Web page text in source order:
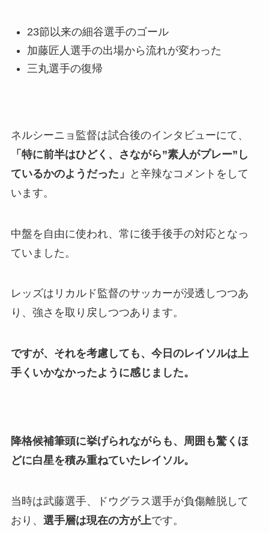
23節以来の細谷選手のゴール
加藤匠人選手の出場から流れが変わった
三丸選手の復帰
ネルシーニョ監督は試合後のインタビューにて、
「特に前半はひどく、さながら”素人がプレー”し
ているかのようだった」
と辛辣なコメントをして
います。
中盤を自由に使われ、常に後手後手の対応となっ
ていました。
レッズはリカルド監督のサッカーが浸透しつつあ
り、強さを取り戻しつつあります。
ですが、それを考慮しても、今日のレイソルは上
手くいかなかったように感じました。
降格候補筆頭に挙げられながらも、周囲も驚くほ
どに白星を積み重ねていたレイソル。
当時は武藤選手、ドウグラス選手が負傷離脱して
おり、 選手層は現在の方が上です。